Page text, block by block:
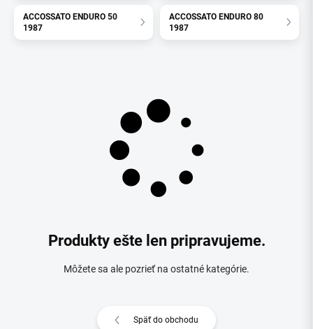
ACCOSSATO ENDURO 50
1987
ACCOSSATO ENDURO 80
1987
Produkty ešte len pripravujeme.
Môžete sa ale pozrieť na ostatné kategórie.
Späť do obchodu